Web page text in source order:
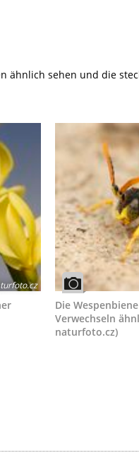
ähnlich sehen und die
Die
Verwechseln
naturfoto.cz)